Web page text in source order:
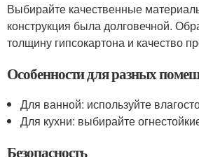
Выбирайте качественные
конструкция была долговечной.
толщину гипсокартона и качество
Особенности для разных
Для ванной: используйте
Для кухни: выбирайте
Безопасность